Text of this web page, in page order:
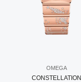
OMEGA
CONSTELLATION